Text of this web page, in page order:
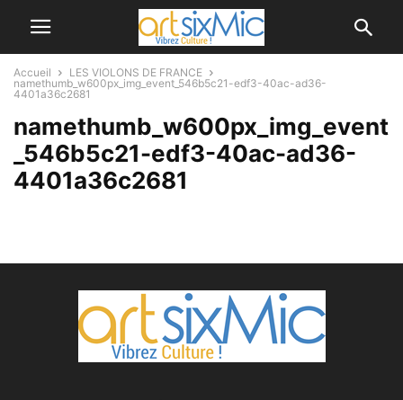
Accueil
LES VIOLONS DE FRANCE
namethumb_w600px_img_event_546b5c21-edf3-40ac-ad36-
4401a36c2681
namethumb_w600px_img_event
_546b5c21-edf3-40ac-ad36-
4401a36c2681